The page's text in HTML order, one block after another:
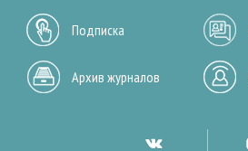
Подписка
Архив журналов